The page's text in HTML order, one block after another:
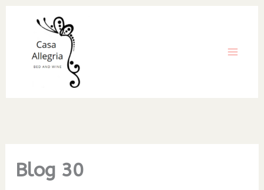
inhoud
Blog 30